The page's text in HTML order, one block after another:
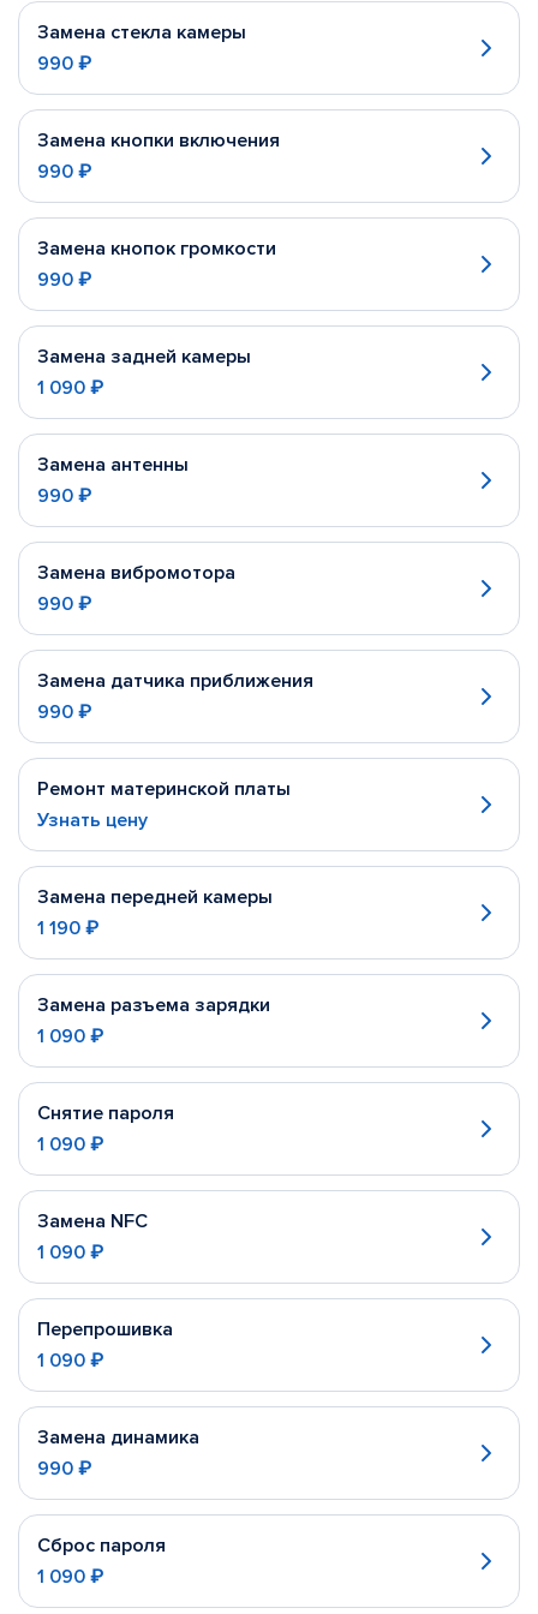
Замена стекла камеры
990 ₽
Замена кнопки включения
990 ₽
Замена кнопок громкости
990 ₽
Замена задней камеры
1 090 ₽
Замена антенны
990 ₽
Замена вибромотора
990 ₽
Замена датчика приближения
990 ₽
Ремонт материнской платы
Узнать цену
Замена передней камеры
1 190 ₽
Замена разъема зарядки
1 090 ₽
Снятие пароля
1 090 ₽
Замена NFC
1 090 ₽
Перепрошивка
1 090 ₽
Замена динамика
990 ₽
Сброс пароля
1 090 ₽